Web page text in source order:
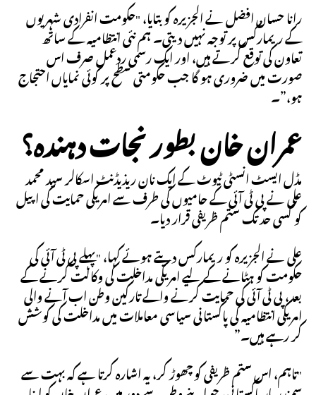
رانا حسان افضل نے الجزیرہ کو بتایا، "حکومت انفرادی شہریوں
کے ریمارکس پر توجہ نہیں دیتی۔ ہم نئی انتظامیہ کے ساتھ
تعاون کی توقع کرتے ہیں، اور ایک رسمی ردعمل صرف اس
صورت میں ضروری ہو گا جب حکومتی سطح پر کوئی نمایاں احتجاج
ہو،”۔
عمران خان بطور نجات دہندہ؟
مڈل ایسٹ انسٹی ٹیوٹ کے ایک نان ریذیڈنٹ اسکالر سید محمد
علی نے پی ٹی آئی کے حامیوں کی طرف سے امریکی حمایت کی اپیل
کو کسی حد تک ستم ظریفی قرار دیا۔
علی نے الجزیرہ کو ریمارکس دیتے ہوئے کہا، "پہلے پی ٹی آئی کی
حکومت کو ہٹانے کے لیے امریکی مداخلت کی وکالت کرنے کے
بعد، پی ٹی آئی کی حمایت کرنے والے تارکین وطن اب آنے والی
امریکی انتظامیہ کی پاکستانی سیاسی معاملات میں مداخلت کی کوشش
کر رہے ہیں۔”
"تاہم، اس ستم ظریفی کو چھوڑ کر، یہ اشارہ کرتا ہے کہ بہت سے